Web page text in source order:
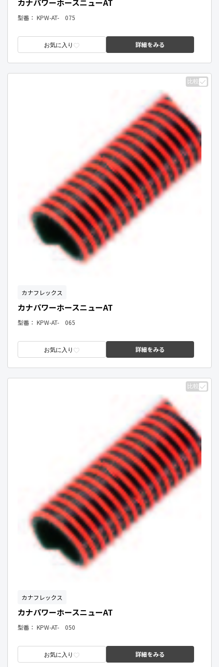
カナパワーホースニューAT
型番： KPW-AT- 075
お気に入り 詳細をみる
比較
カナフレックス
カナパワーホースニューAT
型番： KPW-AT- 065
お気に入り 詳細をみる
比較
カナフレックス
カナパワーホースニューAT
型番： KPW-AT- 050
お気に入り 詳細をみる